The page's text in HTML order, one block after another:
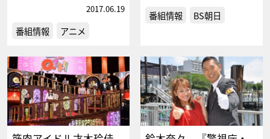
2017.06.19
番組情報 アニメ
番組情報 BS朝日